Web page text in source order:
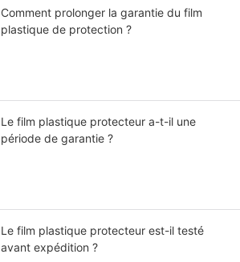
Comment prolonger la garantie du film
plastique de protection ?
Le film plastique protecteur a-t-il une
période de garantie ?
Le film plastique protecteur est-il testé
avant expédition ?